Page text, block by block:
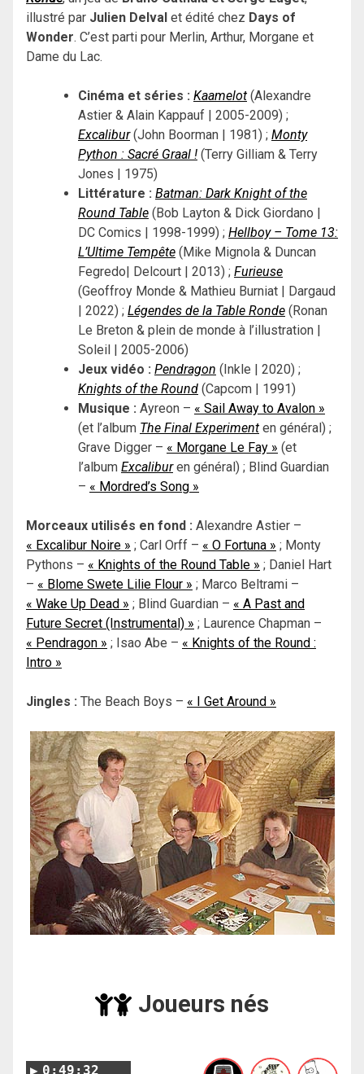
illustré par Julien Delval et édité chez Days of
Wonder. C’est parti pour Merlin, Arthur, Morgane et
Dame du Lac.
Cinéma et séries : Kaamelot (Alexandre
Astier & Alain Kappauf | 2005-2009) ;
Excalibur(John Boorman | 1981) ; Monty
Python : Sacré Graal ! (Terry Gilliam & Terry
Jones | 1975)
Littérature : Batman: Dark Knight of the
Round Table (Bob Layton & Dick Giordano |
DC Comics | 1998-1999) ; Hellboy – Tome 13:
L’Ultime Tempête (Mike Mignola & Duncan
Fegredo| Delcourt | 2013) ; Furieuse
(Geoffroy Monde & Mathieu Burniat | Dargaud
| 2022) ; Légendes de la Table Ronde (Ronan
Le Breton & plein de monde à l’illustration |
Soleil | 2005-2006)
Jeux vidéo : Pendragon (Inkle | 2020) ;
Knights of the Round (Capcom | 1991)
Musique : Ayreon – « Sail Away to Avalon »
(et l’album The Final Experiment en général) ;
Grave Digger – « Morgane Le Fay » (et
l’album Excaliburen général) ; Blind Guardian
– « Mordred’s Song »
Morceaux utilisés en fond : Alexandre Astier –
« Excalibur Noire » ; Carl Orff – « O Fortuna » ; Monty
Pythons – « Knights of the Round Table » ; Daniel Hart
– « Blome Swete Lilie Flour » ; Marco Beltrami –
« Wake Up Dead » ; Blind Guardian – « A Past and
Future Secret (Instrumental) » ; Laurence Chapman –
« Pendragon » ; Isao Abe – « Knights of the Round :
Intro »
Jingles : The Beach Boys – « I Get Around »
Joueurs nés
0:49:32